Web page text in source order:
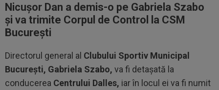
Nicușor Dan a demis-o pe Gabriela Szabo
și va trimite Corpul de Control la CSM
București
Directorul general al Clubului Sportiv Municipal
Bucureşti, Gabriela Szabo, va fi detaşată la
conducerea Centrului Dalles, iar în locul ei va fi numit